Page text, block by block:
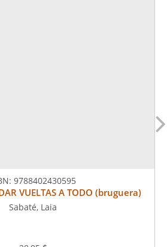
9788402430595
VUELTAS A TODO (bruguera)
Sabaté, Laia